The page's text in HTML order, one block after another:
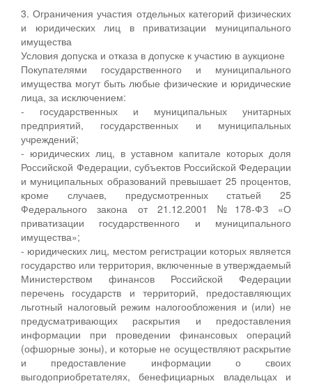
3. Ограничения участия отдельных категорий физических
и юридических лиц в приватизации муниципального
имущества
Условия допуска и отказа в допуске к участию в аукционе
Покупателями государственного и муниципального
имущества могут быть любые физические и юридические
лица, за исключением:
- государственных и муниципальных унитарных
предприятий, государственных и муниципальных
учреждений;
- юридических лиц, в уставном капитале которых доля
Российской Федерации, субъектов Российской Федерации
и муниципальных образований превышает 25 процентов,
кроме случаев, предусмотренных статьей 25
Федерального закона от 21.12.2001 №178-ФЗ «О
приватизации государственного и муниципального
имущества»;
- юридических лиц, местом регистрации которых является
государство или территория, включенные в утверждаемый
Министерством финансов Российской Федерации
перечень государств и территорий, предоставляющих
льготный налоговый режим налогообложения и (или) не
предусматривающих раскрытия и предоставления
информации при проведении финансовых операций
(офшорные зоны), и которые не осуществляют раскрытие
и предоставление информации о своих
выгодоприобретателях, бенефициарных владельцах и